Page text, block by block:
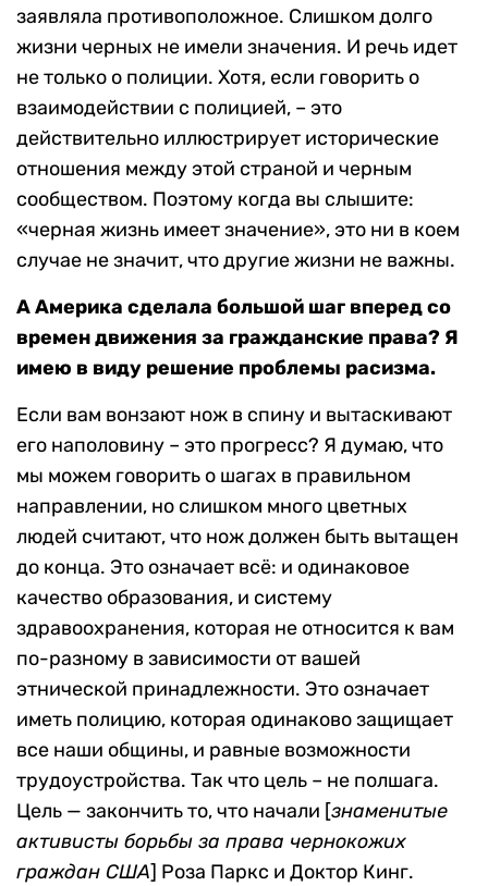
заявляла противоположное. Слишком долго
жизни черных не имели значения. И речь идет
не только о полиции. Хотя, если говорить о
взаимодействии с полицией, – это
действительно иллюстрирует исторические
отношения между этой страной и черным
сообществом. Поэтому когда вы слышите:
«черная жизнь имеет значение», это ни в коем
случае не значит, что другие жизни не важны.
А Америка сделала большой шаг вперед со
времен движения за гражданские права? Я
имею в виду решение проблемы расизма.
Если вам вонзают нож в спину и вытаскивают
его наполовину – это прогресс? Я думаю, что
мы можем говорить о шагах в правильном
направлении, но слишком много цветных
людей считают, что нож должен быть вытащен
до конца. Это означает всё: и одинаковое
качество образования, и систему
здравоохранения, которая не относится к вам
по-разному в зависимости от вашей
этнической принадлежности. Это означает
иметь полицию, которая одинаково защищает
все наши общины, и равные возможности
трудоустройства. Так что цель – не полшага.
Цель — закончить то, что начали [знаменитые
активисты борьбы за права чернокожих
граждан США] Роза Паркс и Доктор Кинг.